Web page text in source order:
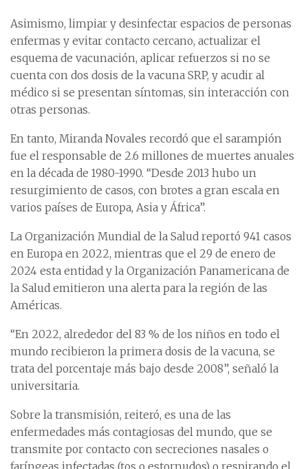
Asimismo, limpiar y desinfectar espacios de personas
enfermas y evitar contacto cercano, actualizar el
esquema de vacunación, aplicar refuerzos si no se
cuenta con dos dosis de la vacuna SRP, y acudir al
médico si se presentan síntomas, sin interacción con
otras personas.
En tanto, Miranda Novales recordó que el sarampión
fue el responsable de 2.6 millones de muertes anuales
en la década de 1980-1990. “Desde 2013 hubo un
resurgimiento de casos, con brotes a gran escala en
varios países de Europa, Asia y África”.
La Organización Mundial de la Salud reportó 941 casos
en Europa en 2022, mientras que el 29 de enero de
2024 esta entidad y la Organización Panamericana de
la Salud emitieron una alerta para la región de las
Américas.
“En 2022, alrededor del 83 % de los niños en todo el
mundo recibieron la primera dosis de la vacuna, se
trata del porcentaje más bajo desde 2008”, señaló la
universitaria.
Sobre la transmisión, reiteró, es una de las
enfermedades más contagiosas del mundo, que se
transmite por contacto con secreciones nasales o